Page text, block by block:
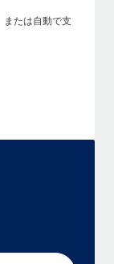
または自動で支